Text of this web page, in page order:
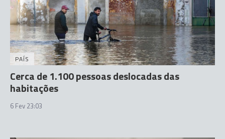
PAÍS
Cerca de 1.100 pessoas deslocadas das
habitações
6 Fev 23:03